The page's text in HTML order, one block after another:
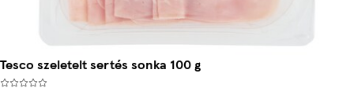
Tesco szeletelt sertés sonka 100 g